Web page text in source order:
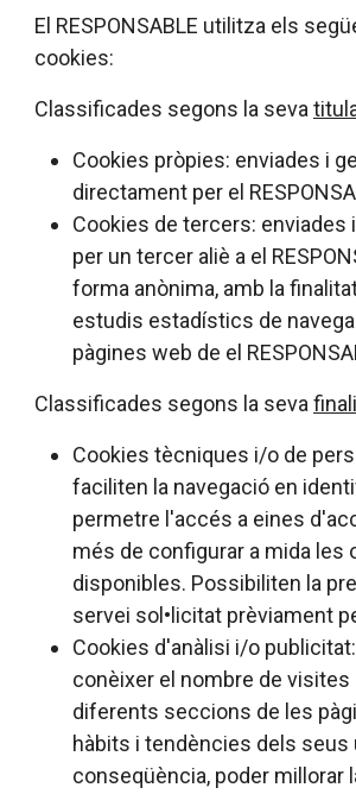
El RESPONSABLE utilitza els
cookies:
Classificades segons la seva
Cookies pròpies: enviades i
directament per el
Cookies de tercers: enviades
per un tercer aliè a el
forma anònima, amb la
estudis estadístics de
pàgines web de el
Classificades segons la seva
Cookies tècniques i/o de
faciliten la navegació en
permetre l'accés a eines
més de configurar a mida les
disponibles. Possibiliten la
servei sol•licitat prèviament
Cookies d'anàlisi i/o
conèixer el nombre de visites
diferents seccions de les
hàbits i tendències dels seus
conseqüència, poder millorar